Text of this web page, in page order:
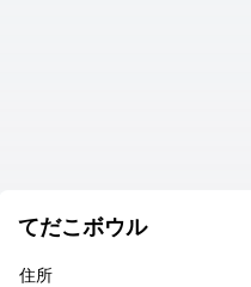
てだこボウル
住所